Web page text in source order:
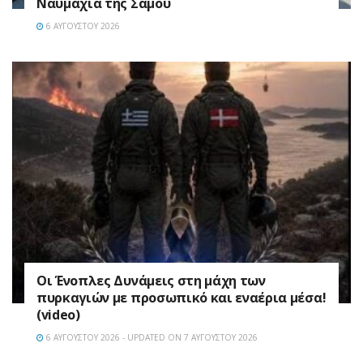
6 ΑΥΓΟΎΣΤΟΥ 2026
Οι Ένοπλες Δυνάμεις στη μάχη των
πυρκαγιών με προσωπικό και εναέρια μέσα!
(video)
6 ΑΥΓΟΎΣΤΟΥ 2026 - UPDATED ON 7 ΑΥΓΟΎΣΤΟΥ 2026